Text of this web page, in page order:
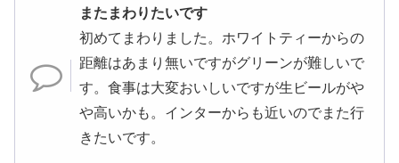
またまわりたいです
初めてまわりました。ホワイトティーからの
距離はあまり無いですがグリーンが難しいで
す。食事は大変おいしいですが生ビールがや
や高いかも。インターからも近いのでまた行
きたいです。